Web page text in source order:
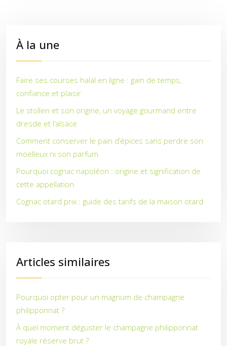
À la une
Faire ses courses halal en ligne : gain de temps,
confiance et plaisir
Le stollen et son origine, un voyage gourmand entre
dresde et l’alsace
Comment conserver le pain d’épices sans perdre son
moelleux ni son parfum
Pourquoi cognac napoléon : origine et signification de
cette appellation
Cognac otard prix : guide des tarifs de la maison otard
Articles similaires
Pourquoi opter pour un magnum de champagne
philipponnat ?
À quel moment déguster le champagne philipponnat
royale réserve brut ?